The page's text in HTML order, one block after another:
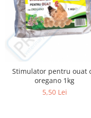
Stimulator pentru ouat
oregano 1kg
5,50 Lei